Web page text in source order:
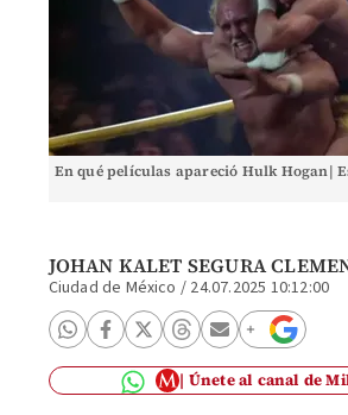
En qué películas apareció Hulk Hogan|
JOHAN KALET SEGURA
Ciudad de México / 24.07.2025 10:12:00
Únete al canal de